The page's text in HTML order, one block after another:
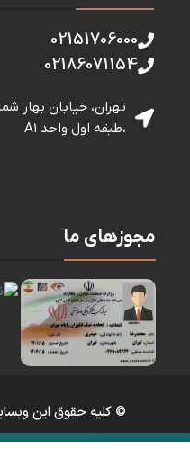
02151706000
02186071154
،طبقه اول واحد A1
مجوزهای ما
© کلیه حقوق این